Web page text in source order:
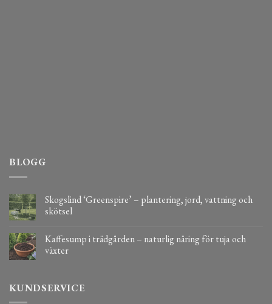
BLOGG
Skogslind ‘Greenspire’ – plantering, jord, vattning och
skötsel
Kaffesump i trädgården – naturlig näring för tuja och
växter
KUNDSERVICE